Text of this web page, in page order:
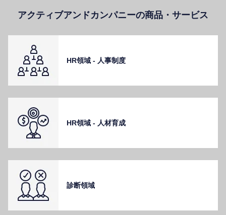
アクティブアンドカンパニーの商品・サービス
HR領域 - ⼈事制度
HR領域 - ⼈材育成
診断領域